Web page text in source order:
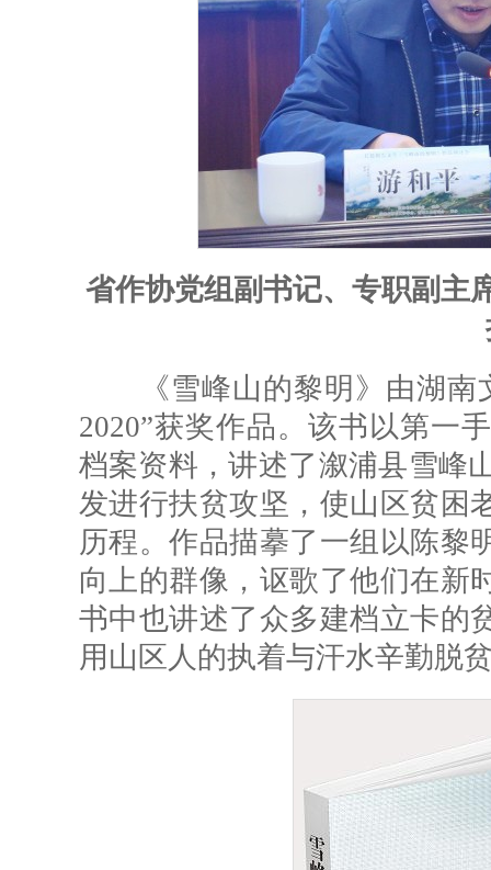
省作协党组副书记、专职副主
《雪峰山的黎明》由湖南
2020”获奖作品。该书以第一
档案资料，讲述了溆浦县雪峰
发进行扶贫攻坚，使山区贫困
历程。作品描摹了一组以陈黎
向上的群像，讴歌了他们在新
书中也讲述了众多建档立卡的
用山区人的执着与汗水辛勤脱